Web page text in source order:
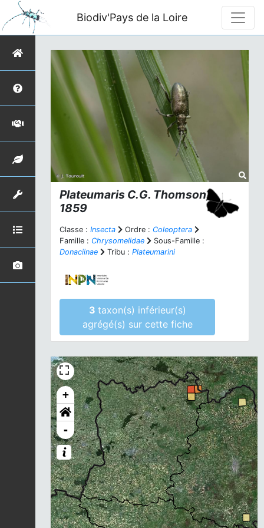
Biodiv'Pays de la Loire
Plateumaris C.G. Thomson,
1859
Classe : Insecta Ordre : Coleoptera
Famille : Chrysomelidae
Sous-Famille :
Donaciinae
Tribu : Plateumarini
3 taxon(s) inférieur(s)
agrégé(s) sur cette fiche
+
-